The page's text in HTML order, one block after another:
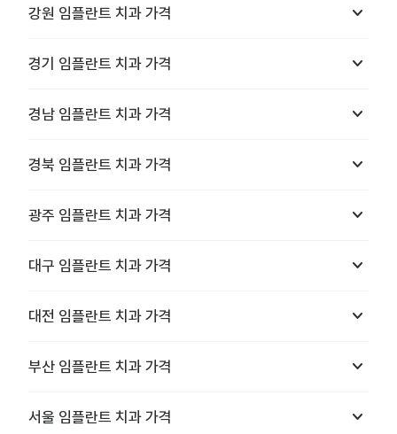
강원 임플란트 치과 가격 keyboard_arrow_down
경기 임플란트 치과 가격 keyboard_arrow_down
경남 임플란트 치과 가격 keyboard_arrow_down
경북 임플란트 치과 가격 keyboard_arrow_down
광주 임플란트 치과 가격 keyboard_arrow_down
대구 임플란트 치과 가격 keyboard_arrow_down
대전 임플란트 치과 가격 keyboard_arrow_down
부산 임플란트 치과 가격 keyboard_arrow_down
서울 임플란트 치과 가격 keyboard_arrow_down